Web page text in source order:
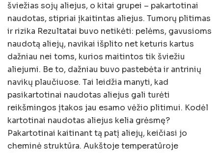
šviežias sojų aliejus, o kitai grupei – pakartotinai
naudotas, stipriai įkaitintas aliejus. Tumorų plitimas
ir rizika Rezultatai buvo netikėti: pelėms, gavusioms
naudotą aliejų, navikai išplito net keturis kartus
dažniau nei toms, kurios maitintos tik šviežiu
aliejumi. Be to, dažniau buvo pastebėta ir antrinių
navikų plaučiuose. Tai leidžia manyti, kad
pasikartotinai naudotas aliejus gali turėti
reikšmingos įtakos jau esamo vėžio plitimui. Kodėl
kartotinai naudotas aliejus kelia grėsmę?
Pakartotinai kaitinant tą patį aliejų, keičiasi jo
cheminė struktūra. Aukštoje temperatūroje